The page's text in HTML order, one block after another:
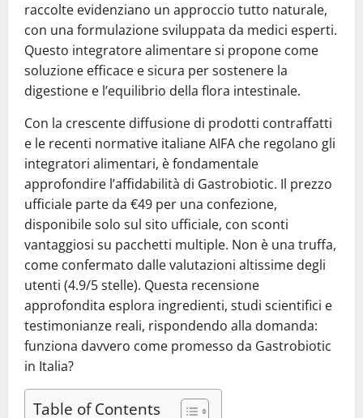
raccolte evidenziano un approccio tutto naturale,
con una formulazione sviluppata da medici esperti.
Questo integratore alimentare si propone come
soluzione efficace e sicura per sostenere la
digestione e l’equilibrio della flora intestinale.
Con la crescente diffusione di prodotti contraffatti
e le recenti normative italiane AIFA che regolano gli
integratori alimentari, è fondamentale
approfondire l’affidabilità di Gastrobiotic. Il prezzo
ufficiale parte da €49 per una confezione,
disponibile solo sul sito ufficiale, con sconti
vantaggiosi su pacchetti multiple. Non è una truffa,
come confermato dalle valutazioni altissime degli
utenti (4.9/5 stelle). Questa recensione
approfondita esplora ingredienti, studi scientifici e
testimonianze reali, rispondendo alla domanda:
funziona davvero come promesso da Gastrobiotic
in Italia?
Table of Contents